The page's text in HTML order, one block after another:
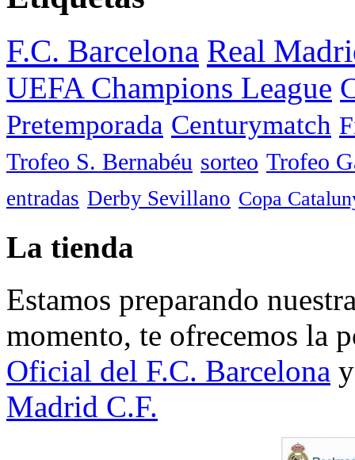
F.C. Barcelona Real
UEFA Champions League
Pretemporada Centurymatch
Trofeo S. Bernabéu sorteo Trofeo
entradas Derby Sevillano Copa
La tienda
Estamos preparando
momento, te ofrecemos la
Oficial del F.C. Barcelona
Madrid C.F.